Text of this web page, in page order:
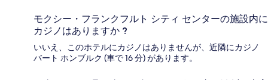
モクシー・フランクフルト シティ センターの施設内に
カジノはありますか ?
いいえ、このホテルにカジノはありませんが、近隣にカジノ
バート ホンブルク (車で 16 分) があります。